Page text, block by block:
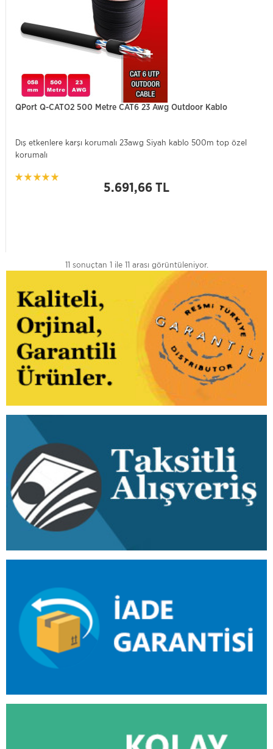
QPort Q-CATO2 500 Metre CAT6 23 Awg Outdoor Kablo
Dış etkenlere karşı korumalı 23awg Siyah kablo 500m top özel
korumalı
5.691,66 TL
11 sonuçtan 1 ile 11 arası görüntüleniyor.